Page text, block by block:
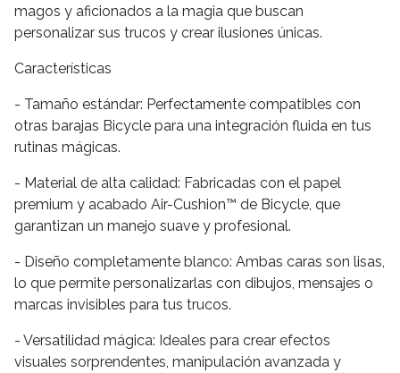
magos y aficionados a la magia que buscan
personalizar sus trucos y crear ilusiones únicas.
Características
- Tamaño estándar: Perfectamente compatibles con
otras barajas Bicycle para una integración fluida en tus
rutinas mágicas.
- Material de alta calidad: Fabricadas con el papel
premium y acabado Air-Cushion™ de Bicycle, que
garantizan un manejo suave y profesional.
- Diseño completamente blanco: Ambas caras son lisas,
lo que permite personalizarlas con dibujos, mensajes o
marcas invisibles para tus trucos.
- Versatilidad mágica: Ideales para crear efectos
visuales sorprendentes, manipulación avanzada y